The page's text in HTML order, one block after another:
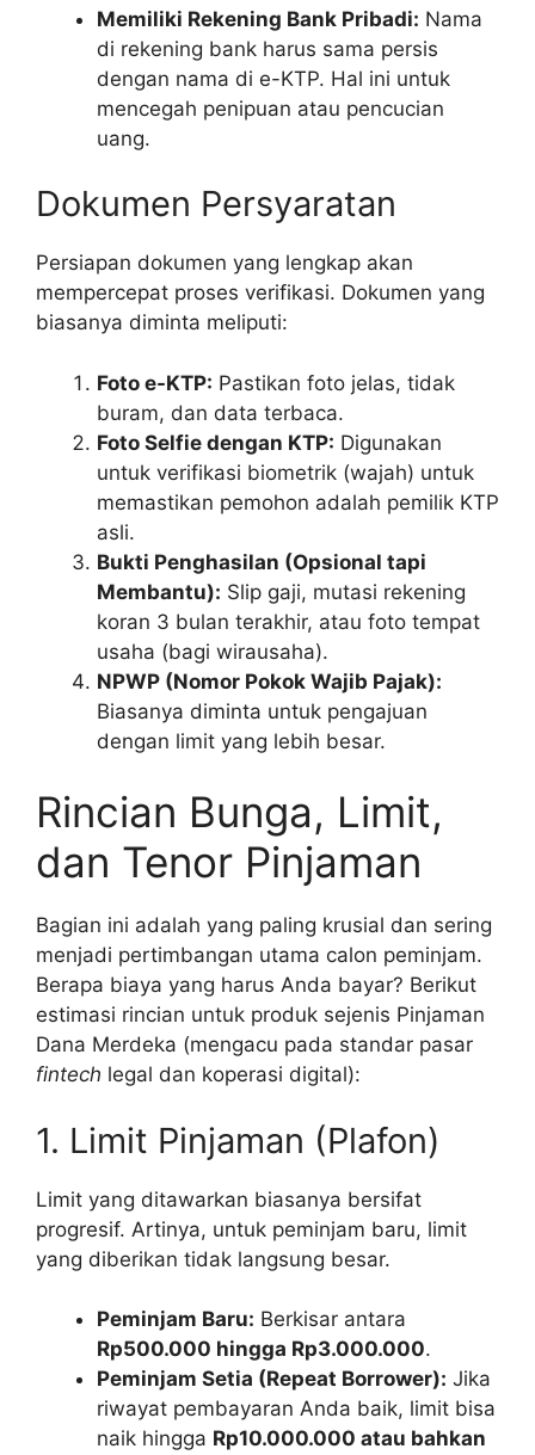
Memiliki Rekening Bank Pribadi: Nama
di rekening bank harus sama persis
dengan nama di e-KTP. Hal ini untuk
mencegah penipuan atau pencucian
uang.
Dokumen Persyaratan
Persiapan dokumen yang lengkap akan
mempercepat proses verifikasi. Dokumen yang
biasanya diminta meliputi:
Foto e-KTP: Pastikan foto jelas, tidak
buram, dan data terbaca.
Foto Selfie dengan KTP: Digunakan
untuk verifikasi biometrik (wajah) untuk
memastikan pemohon adalah pemilik KTP
asli.
Bukti Penghasilan (Opsional tapi
Membantu): Slip gaji, mutasi rekening
koran 3 bulan terakhir, atau foto tempat
usaha (bagi wirausaha).
NPWP (Nomor Pokok Wajib Pajak):
Biasanya diminta untuk pengajuan
dengan limit yang lebih besar.
Rincian Bunga, Limit,
dan Tenor Pinjaman
Bagian ini adalah yang paling krusial dan sering
menjadi pertimbangan utama calon peminjam.
Berapa biaya yang harus Anda bayar? Berikut
estimasi rincian untuk produk sejenis Pinjaman
Dana Merdeka (mengacu pada standar pasar
fintech legal dan koperasi digital):
1. Limit Pinjaman (Plafon)
Limit yang ditawarkan biasanya bersifat
progresif. Artinya, untuk peminjam baru, limit
yang diberikan tidak langsung besar.
Peminjam Baru: Berkisar antara
Rp500.000 hingga Rp3.000.000.
Peminjam Setia (Repeat Borrower): Jika
riwayat pembayaran Anda baik, limit bisa
naik hingga Rp10.000.000 atau bahkan